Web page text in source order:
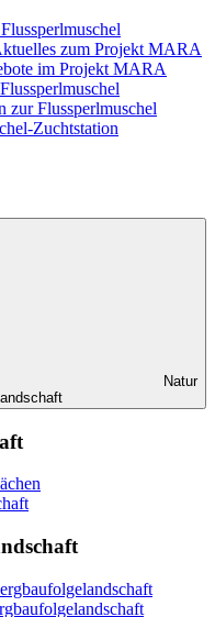
zum Projekt MARA
im Projekt MARA
zur Flussperlmuschel
Zuchtstation
Natur